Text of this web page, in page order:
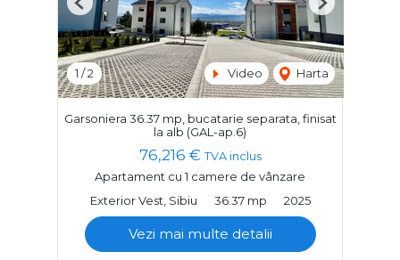
1 /2 Video Harta
Previous Next
Garsoniera 36.37 mp, bucatarie separata, finisat
la alb (GAL-ap.6)
76,216 € TVA inclus
Apartament cu 1 camere de vânzare
Exterior Vest, Sibiu
36.37 mp 2025
Vezi mai multe detalii